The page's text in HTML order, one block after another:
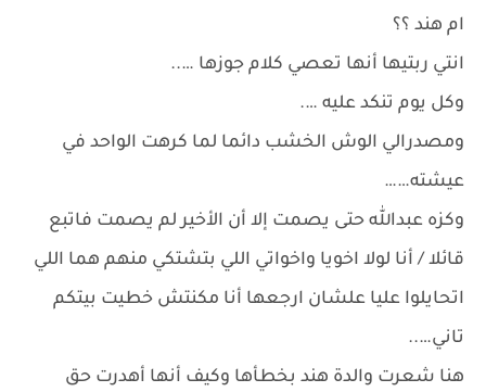
ام هند ؟؟
انتي ربتيها أنها تعصي كلام جوزها …..
وكل يوم تنكد عليه ….
ومصدرالي الوش الخشب دائما لما كرهت الواحد في
عيشته……
وكزه عبدالله حتى يصمت إلا أن الأخير لم يصمت فاتبع
قائلا / أنا لولا اخويا واخواتي اللي بتشتكي منهم هما اللي
اتحايلوا عليا علشان ارجعها أنا مكنتش خطيت بيتكم
تاني…..
هنا شعرت والدة هند بخطأها وكيف أنها أهدرت حق